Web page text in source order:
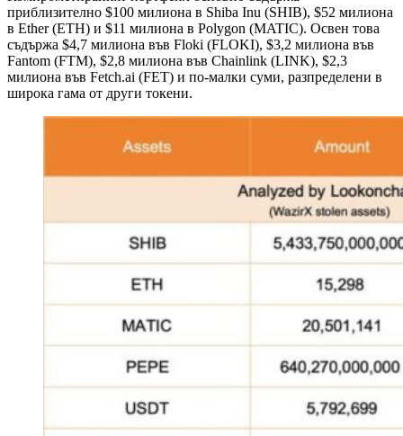
приблизително $100 милиона в Shiba Inu (SHIB), $52 милиона
в Ether (ETH) и $11 милиона в Polygon (MATIC). Освен това
съдържа $4,7 милиона във Floki (FLOKI), $3,2 милиона във
Fantom (FTM), $2,8 милиона във Chainlink (LINK), $2,3
милиона във Fetch.ai (FET) и по-малки суми, разпределени в
широка гама от други токени.